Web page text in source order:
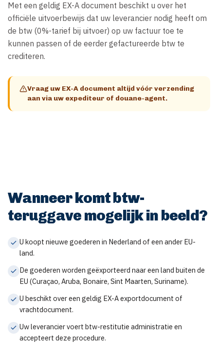
Met een geldig EX-A document beschikt u over het
officiële uitvoerbewijs dat uw leverancier nodig heeft om
de btw (0%-tarief bij uitvoer) op uw factuur toe te
kunnen passen of de eerder gefactureerde btw te
crediteren.
Vraag uw EX-A document altijd vóór verzending
aan via uw expediteur of douane-agent.
Wanneer komt btw-
teruggave mogelijk in beeld?
U koopt nieuwe goederen in Nederland of een ander EU-
land.
De goederen worden geëxporteerd naar een land buiten de
EU (Curaçao, Aruba, Bonaire, Sint Maarten, Suriname).
U beschikt over een geldig EX-A exportdocument of
vrachtdocument.
Uw leverancier voert btw-restitutie administratie en
accepteert deze procedure.